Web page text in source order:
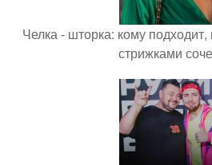
Челка - шторка: кому подходит,
стрижками